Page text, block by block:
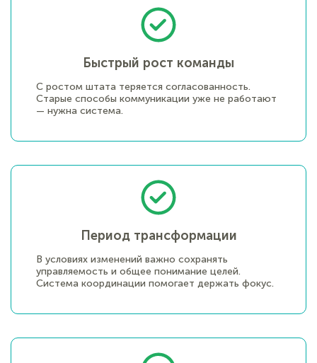
Быстрый рост команды
С ростом штата теряется согласованность.
Старые способы коммуникации уже не работают
— нужна система.
Период трансформации
В условиях изменений важно сохранять
управляемость и общее понимание целей.
Система координации помогает держать фокус.